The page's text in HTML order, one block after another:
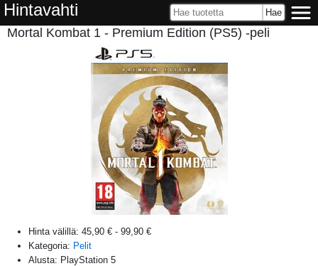
Hintavahti
Mortal Kombat 1 - Premium Edition (PS5) -peli
Hinta välillä: 45,90 € - 99,90 €
Kategoria: Pelit
Alusta: PlayStation 5